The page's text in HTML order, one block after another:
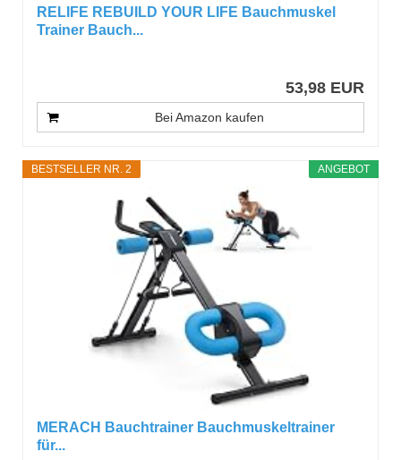
RELIFE REBUILD YOUR LIFE Bauchmuskel
Trainer Bauch...
53,98 EUR
Bei Amazon kaufen
ANGEBOT
BESTSELLER NR. 2
MERACH Bauchtrainer Bauchmuskeltrainer
für...